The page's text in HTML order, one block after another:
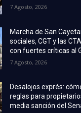
7 Agosto, 2026
Marcha de San
sociales, CGT y las
con fuertes críticas al
7 Agosto, 2026
Desalojos exprés:
reglas para
media sanción del